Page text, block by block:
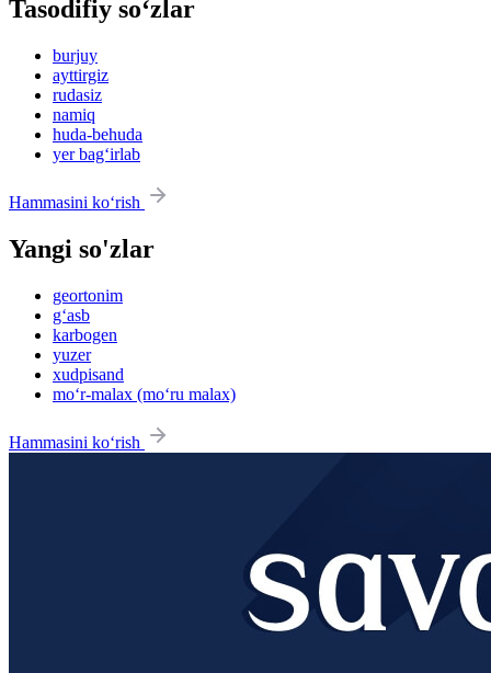
Tasodifiy so‘zlar
burjuy
ayttirgiz
rudasiz
namiq
huda-behuda
yer bag‘irlab
Hammasini ko‘rish
Yangi so'zlar
geortonim
g‘asb
karbogen
yuzer
xudpisand
mo‘r-malax (mo‘ru malax)
Hammasini ko‘rish